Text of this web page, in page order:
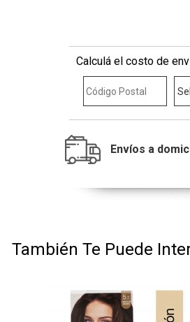
Calculá el costo de
Envíos a
También Te Puede